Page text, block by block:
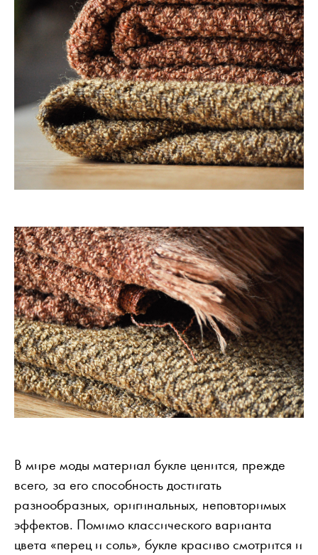
В мире моды материал букле ценится, прежде
всего, за его способность достигать
разнообразных, оригинальных, неповторимых
эффектов. Помимо классического варианта
цвета «перец и соль», букле красиво смотрится и